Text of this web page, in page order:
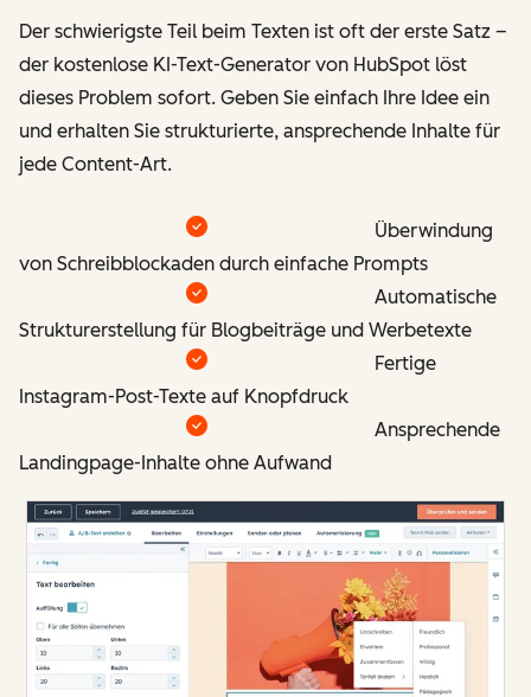
Der schwierigste Teil beim Texten ist oft der erste Satz –
der kostenlose KI-Text-Generator von HubSpot löst
dieses Problem sofort. Geben Sie einfach Ihre Idee ein
und erhalten Sie strukturierte, ansprechende Inhalte für
jede Content-Art.
Überwindung
von Schreibblockaden durch einfache Prompts
Automatische
Strukturerstellung für Blogbeiträge und Werbetexte
Fertige
Instagram-Post-Texte auf Knopfdruck
Ansprechende
Landingpage-Inhalte ohne Aufwand